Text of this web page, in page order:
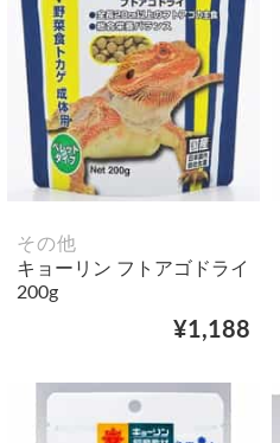
その他
キョーリン フトアゴドライ
200g
¥1,188